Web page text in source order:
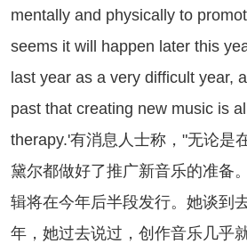
mentally and physically to
seems it will happen later this
last year as a very difficult year,
past that creating new music is
therapy.'有消息人士称，"无论是
黛尔都做好了推广新音乐的准备
辑将在今年后半段发行。她谈到
年，她过去说过，创作音乐几乎